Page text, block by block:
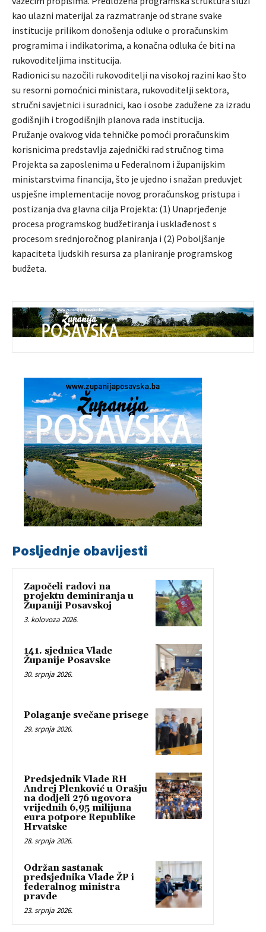
kao ulazni materijal za razmatranje od strane svake
institucije prilikom donošenja odluke o proračunskim
programima i indikatorima, a konačna odluka će biti na
rukovoditeljima institucija.
Radionici su nazočili rukovoditelji na visokoj razini kao što
su resorni pomoćnici ministara, rukovoditelji sektora,
stručni savjetnici i suradnici, kao i osobe zadužene za izradu
godišnjih i trogodišnjih planova rada institucija.
Pružanje ovakvog vida tehničke pomoći proračunskim
korisnicima predstavlja zajednički rad stručnog tima
Projekta sa zaposlenima u Federalnom i županijskim
ministarstvima financija, što je ujedno i snažan preduvjet
uspješne implementacije novog proračunskog pristupa i
postizanja dva glavna cilja Projekta: (1) Unaprjeđenje
procesa programskog budžetiranja i usklađenost s
procesom srednjoročnog planiranja i (2) Poboljšanje
kapaciteta ljudskih resursa za planiranje programskog
budžeta.
Posljednje obavijesti
Započeli radovi na
projektu deminiranja u
Županiji Posavskoj
3. kolovoza 2026.
141. sjednica Vlade
Županije Posavske
30. srpnja 2026.
Polaganje svečane prisege
29. srpnja 2026.
Predsjednik Vlade RH
Andrej Plenković u Orašju
na dodjeli 276 ugovora
vrijednih 6,95 milijuna
eura potpore Republike
Hrvatske
28. srpnja 2026.
Održan sastanak
predsjednika Vlade ŽP i
federalnog ministra
pravde
23. srpnja 2026.